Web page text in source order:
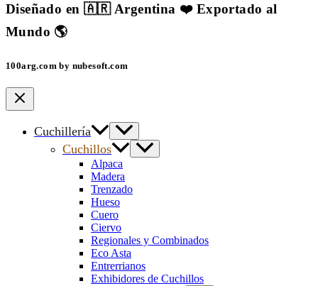
Diseñado en 🇦🇷 Argentina ❤️ Exportado al
Mundo 🌎
100arg.com by nubesoft.com
Cuchillería
Cuchillos
Alpaca
Madera
Trenzado
Hueso
Cuero
Ciervo
Regionales y Combinados
Eco Asta
Entrerrianos
Exhibidores de Cuchillos